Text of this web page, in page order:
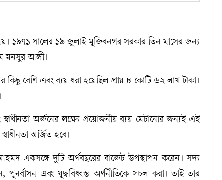
১৯৭১ সালের ১৯ জুলাই মুজিবনগর সরকার তিন মাসের জন্য
মনসুর আলী।
কিছু বেশি এবং ব্যয় ধরা হয়েছিল প্রায় ৮ কোটি ৬২ লাখ টাকা।
অর্জনের লক্ষ্যে প্রয়োজনীয় ব্যয় মেটানোর জন্যই এই
অর্জিত হবে।
আহমদ একসঙ্গে দুটি অর্থবছরের বাজেট উপস্থাপন করেন। সদ্য
পুনর্বাসন এবং যুদ্ধবিধ্বস্ত অর্থনীতিকে সচল করা। তাই তার